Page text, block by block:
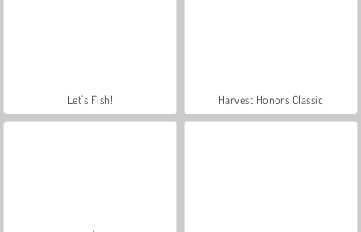
Let's Fish! Harvest Honors Classic